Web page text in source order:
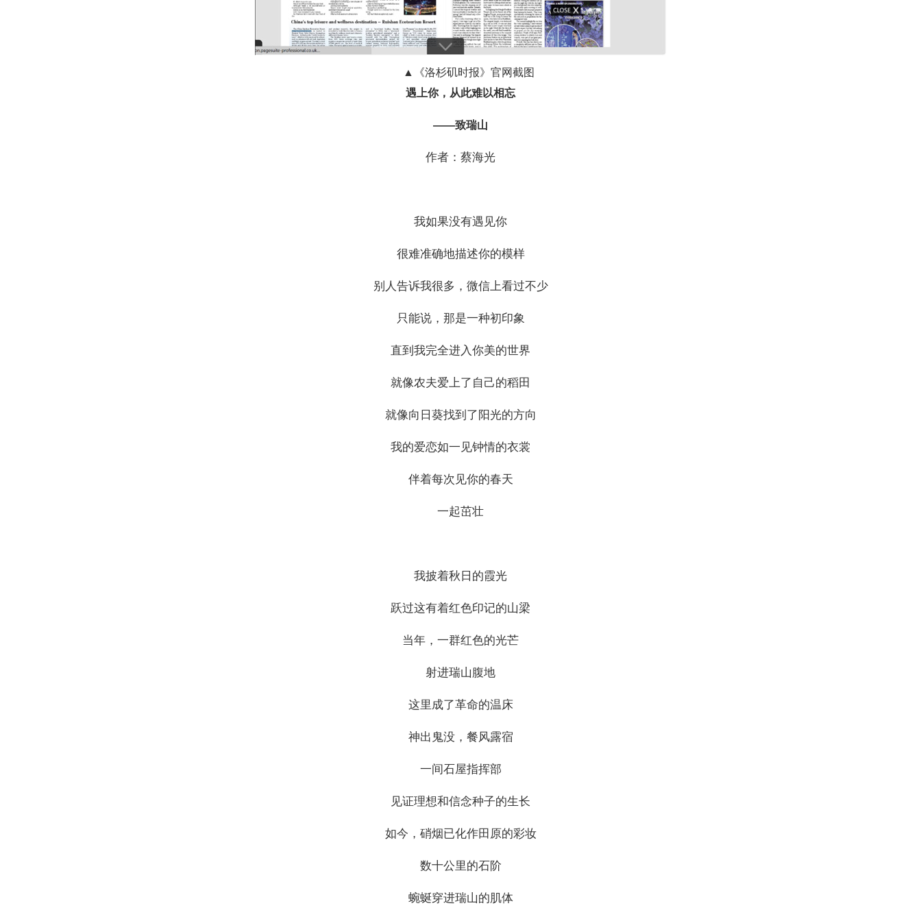
▲《洛杉矶时报》官网截图
遇上你，从此难以相忘
——致瑞山
作者：蔡海光
我如果没有遇见你
很难准确地描述你的模样
别人告诉我很多，微信上看过不少
只能说，那是一种初印象
直到我完全进入你美的世界
就像农夫爱上了自己的稻田
就像向日葵找到了阳光的方向
我的爱恋如一见钟情的衣裳
伴着每次见你的春天
一起茁壮
我披着秋日的霞光
跃过这有着红色印记的山梁
当年，一群红色的光芒
射进瑞山腹地
这里成了革命的温床
神出鬼没，餐风露宿
一间石屋指挥部
见证理想和信念种子的生长
如今，硝烟已化作田原的彩妆
数十公里的石阶
蜿蜒穿进瑞山的肌体